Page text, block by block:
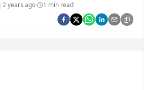
Argus Swaad Odisha
·2 years ago· 1 min read